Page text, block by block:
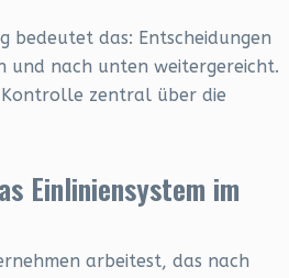
bedeutet das: Entscheidungen
und nach unten weitergereicht.
zentral über die
Einliniensystem im
arbeitest, das nach